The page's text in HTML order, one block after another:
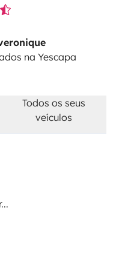
na Yescapa
Todos os seus
veículos